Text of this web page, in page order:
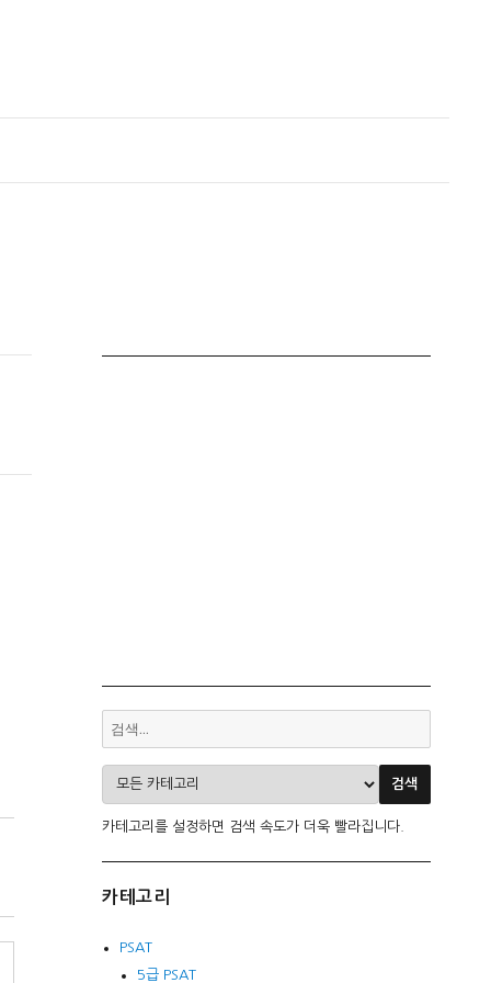
카테고리를 설정하면 검색 속도가 더욱 빨라집니다.
카테고리
PSAT
5급 PSAT